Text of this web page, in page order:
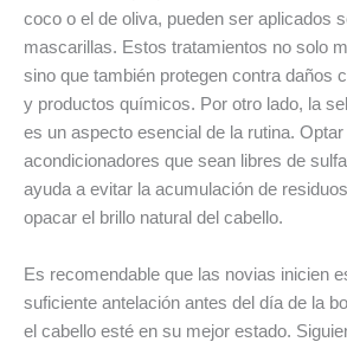
coco o el de oliva, pueden ser aplicados
mascarillas. Estos tratamientos no solo
sino que también protegen contra daños
y productos químicos. Por otro lado, la
es un aspecto esencial de la rutina.
acondicionadores que sean libres de
ayuda a evitar la acumulación de
opacar el brillo natural del cabello.
Es recomendable que las novias inicien
suficiente antelación antes del día de la
el cabello esté en su mejor estado.